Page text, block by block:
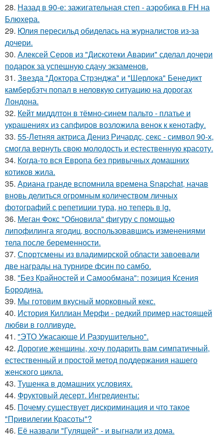
28. Назад в 90-е: зажигательная степ - аэробика в FH на
Блюхера.
29. Юлия пересильд обиделась на журналистов из-за
дочери.
30. Алексей Серов из "Дискотеки Аварии" сделал дочери
подарок за успешную сдачу экзаменов.
31. Звезда "Доктора Стрэнджа" и "Шерлока" Бенедикт
камбербэтч попал в неловкую ситуацию на дорогах
Лондона.
32. Кейт миддлтон в тёмно-синем пальто - платье и
украшениях из сапфиров возложила венок к кенотафу.
33. 55-Летняя актриса Дениз Ричардс, секс - символ 90-х,
смогла вернуть свою молодость и естественную красоту.
34. Когда-то вся Европа без привычных домашних
котиков жила.
35. Ариана гранде вспомнила времена Snapchat, начав
вновь делиться огромным количеством личных
фотографий с репетиции тура, но теперь в ig.
36. Меган Фокс "Обновила" фигуру с помощью
липофилинга ягодиц, воспользовавшись изменениями
тела после беременности.
37. Спортсмены из владимирской области завоевали
две награды на турнире фсин по самбо.
38. "Без Крайностей и Самообмана": позиция Ксения
Бородина.
39. Мы готовим вкусный морковный кекс.
40. История Киллиан Мерфи - редкий пример настоящей
любви в голливуде.
41. "ЭТО Ужасающе И Разрушительно".
42. Дорогие женщины, хочу подарить вам симпатичный,
естественный и простой метод поддержания нашего
женского цикла.
43. Тушенка в домашних условиях.
44. Фруктовый десерт. Ингредиенты:
45. Почему существует дискриминация и что такое
"Привилегии Красоты"?
46. Её назвали "Гулящей" - и выгнали из дома.